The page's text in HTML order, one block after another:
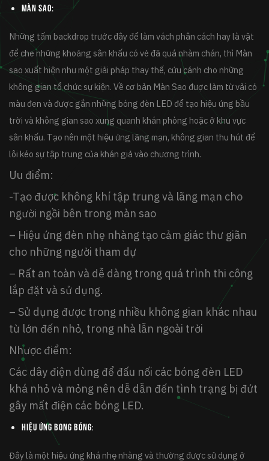
Màn sao:
Những tấm backdrop trước đây để làm vách phân cách hay là vật
để che những khoảng sân khấu có vẻ đã quá nhàm chán, thì Màn
sao xuất hiện như một giải pháp thay thế, cứu cánh cho những
không gian tổ chức sự kiện. Về cơ bản Màn Sao được làm từ vải có
màu đen và được gắn những bóng đèn LED để tạo hiệu ứng bầu
trời và không gian sao xung quanh khán phòng hoặc ở khu vực
sân khấu. Tạo nên một hiệu ứng lãng mạn, không gian thu hút để
lôi kéo sự tập trung của khán giả vào chương trình.
Ưu điểm:
-Tạo được không khí tập trung và lãng mạn cho
người ngồi bên trong màn sao
– Hiệu ứng đèn nhẹ nhàng tạo cảm giác thư giãn
cho những người tham dự
– Rất an toàn và dễ dàng trong quá trình thi công
lắp đặt và sử dụng.
– Sử dụng được trong nhiều không gian khác nhau
từ lớn đến nhỏ, trong nhà lẫn ngoài trời
Nhược điểm:
Các dây điện dùng để đấu nối các bóng đèn LED
khá nhỏ và mỏng nên dễ dẫn đến tình trạng bị đứt
gây mất điện các bóng LED.
Hiệu ứng bong bóng:
Đây là một hiệu ứng khá nhẹ nhàng và thường được sử dụng ở